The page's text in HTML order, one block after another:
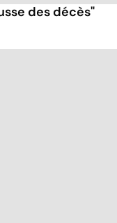
des décès"